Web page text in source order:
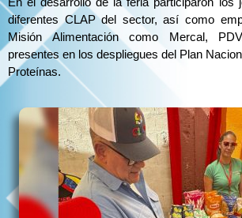
diferentes CLAP del sector, así como
Misión Alimentación como Mercal,
presentes en los despliegues del Plan
Proteínas.